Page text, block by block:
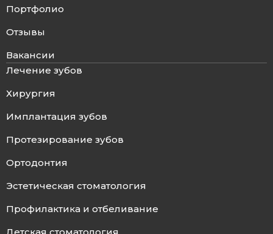
Портфолио
Отзывы
Вакансии
Лечение зубов
Хирургия
Имплантация зубов
Протезирование зубов
Ортодонтия
Эстетическая стоматология
Профилактика и отбеливание